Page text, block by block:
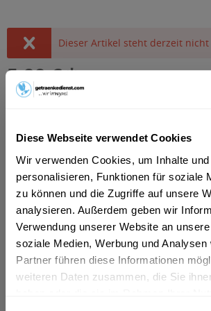
Diese Webseite verwendet Cookies
Wir verwenden Cookies, um Inhalte
personalisieren, Funktionen für soziale
zu können und die Zugriffe auf unsere
analysieren. Außerdem geben wir
Verwendung unserer Website an
soziale Medien, Werbung und Analysen
Partner führen diese Informationen
weiteren Daten zusammen, die Sie
Dieser Artikel steht derzeit
5,99 € *
Inhalt:10 Liter (0,60 € * / 1 Liter)
MEHRWEG
+3,10 € Pfand
Artikel-Nr.: 10002
Beschreibung
"Alles geben, Ziele erreichen,
mehr